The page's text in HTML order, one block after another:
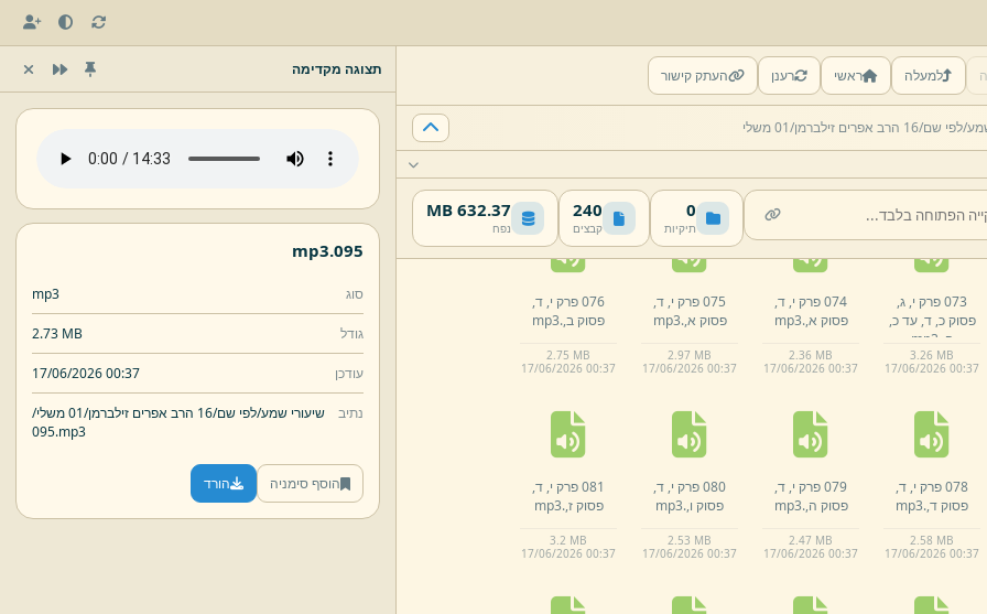
למעלה ראשי רענן העתק קישור
לפי שם/16 הרב אפרים זילברמן/ 01 משלי
0
תיקיות
240
קבצים
632.37 MB
נפח
פסוק ט,ו,.
mp3
17/06/2026 00:37
פסוק ט, ז,עד י,
ח,.
mp3
17/06/2026 00:37
mp3
17/06/2026 00:37
ב,.
mp3
17/06/2026 00:37
073 פרק י,
ג,
פסוק כ, ד, עד כ,
ה, mp3
3.26 MB
17/06/2026 00:37
074 פרק י,
ד,
פסוק א,.
mp3
2.36 MB
17/06/2026 00:37
075 פרק י,
ד,
פסוק א,.
mp3
2.97 MB
17/06/2026 00:37
076 פרק י,
ד,
פסוק ב,.
mp3
2.75 MB
17/06/2026 00:37
078 פרק י,
ד,
פסוק ד,.
mp3
2.58 MB
17/06/2026 00:37
079 פרק י,
ד,
פסוק ה,.
mp3
2.47 MB
17/06/2026 00:37
080 פרק י,
ד,
פסוק ו,.
mp3
2.53 MB
17/06/2026 00:37
081 פרק י,
ד,
פסוק ז,.
mp3
3.2 MB
17/06/2026 00:37
תצוגה מקדימה
095.
mp3
סוג mp3
גודל 2.73 MB
עודכן 17/06/2026 00:37
נתיב שיעורי שמע/לפי שם/16 הרב אפרים זילברמן/
01 משלי/
095.mp3
הוסף סימניה הורד